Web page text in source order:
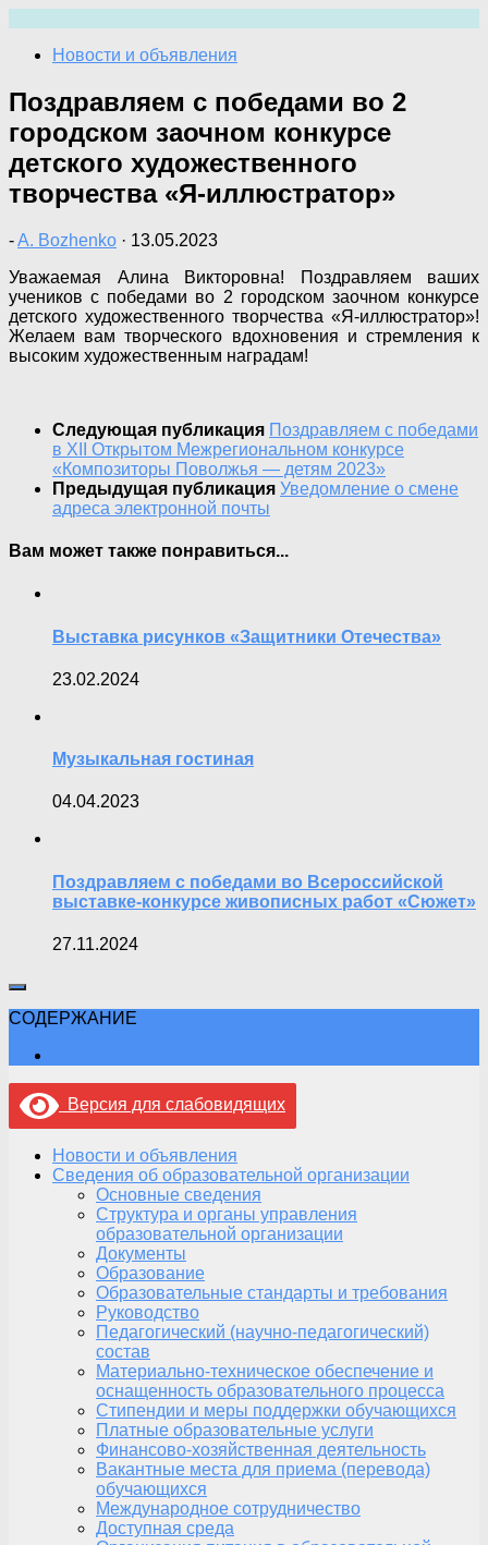
содержимому
Новости и объявления
Поздравляем с победами во 2
городском заочном конкурсе
детского художественного
творчества «Я-иллюстратор»
-A. Bozhenko · 13.05.2023
Уважаемая Алина Викторовна! Поздравляем ваших
учеников с победами во 2 городском заочном конкурсе
детского художественного творчества «Я-иллюстратор»!
Желаем вам творческого вдохновения и стремления к
высоким художественным наградам!
Следующая публикация Поздравляем с победами
в XII Открытом Межрегиональном конкурсе
«Композиторы Поволжья — детям 2023»
Предыдущая публикация Уведомление о смене
адреса электронной почты
Вам может также понравиться...
Выставка рисунков «Защитники Отечества»
23.02.2024
Музыкальная гостиная
04.04.2023
Поздравляем с победами во Всероссийской
выставке-конкурсе живописных работ «Сюжет»
27.11.2024
СОДЕРЖАНИЕ
Версия для слабовидящих
Новости и объявления
Сведения об образовательной организации
Основные сведения
Структура и органы управления
образовательной организации
Документы
Образование
Образовательные стандарты и требования
Руководство
Педагогический (научно-педагогический)
состав
Материально-техническое обеспечение и
оснащенность образовательного процесса
Стипендии и меры поддержки обучающихся
Платные образовательные услуги
Финансово-хозяйственная деятельность
Вакантные места для приема (перевода)
обучающихся
Международное сотрудничество
Доступная среда